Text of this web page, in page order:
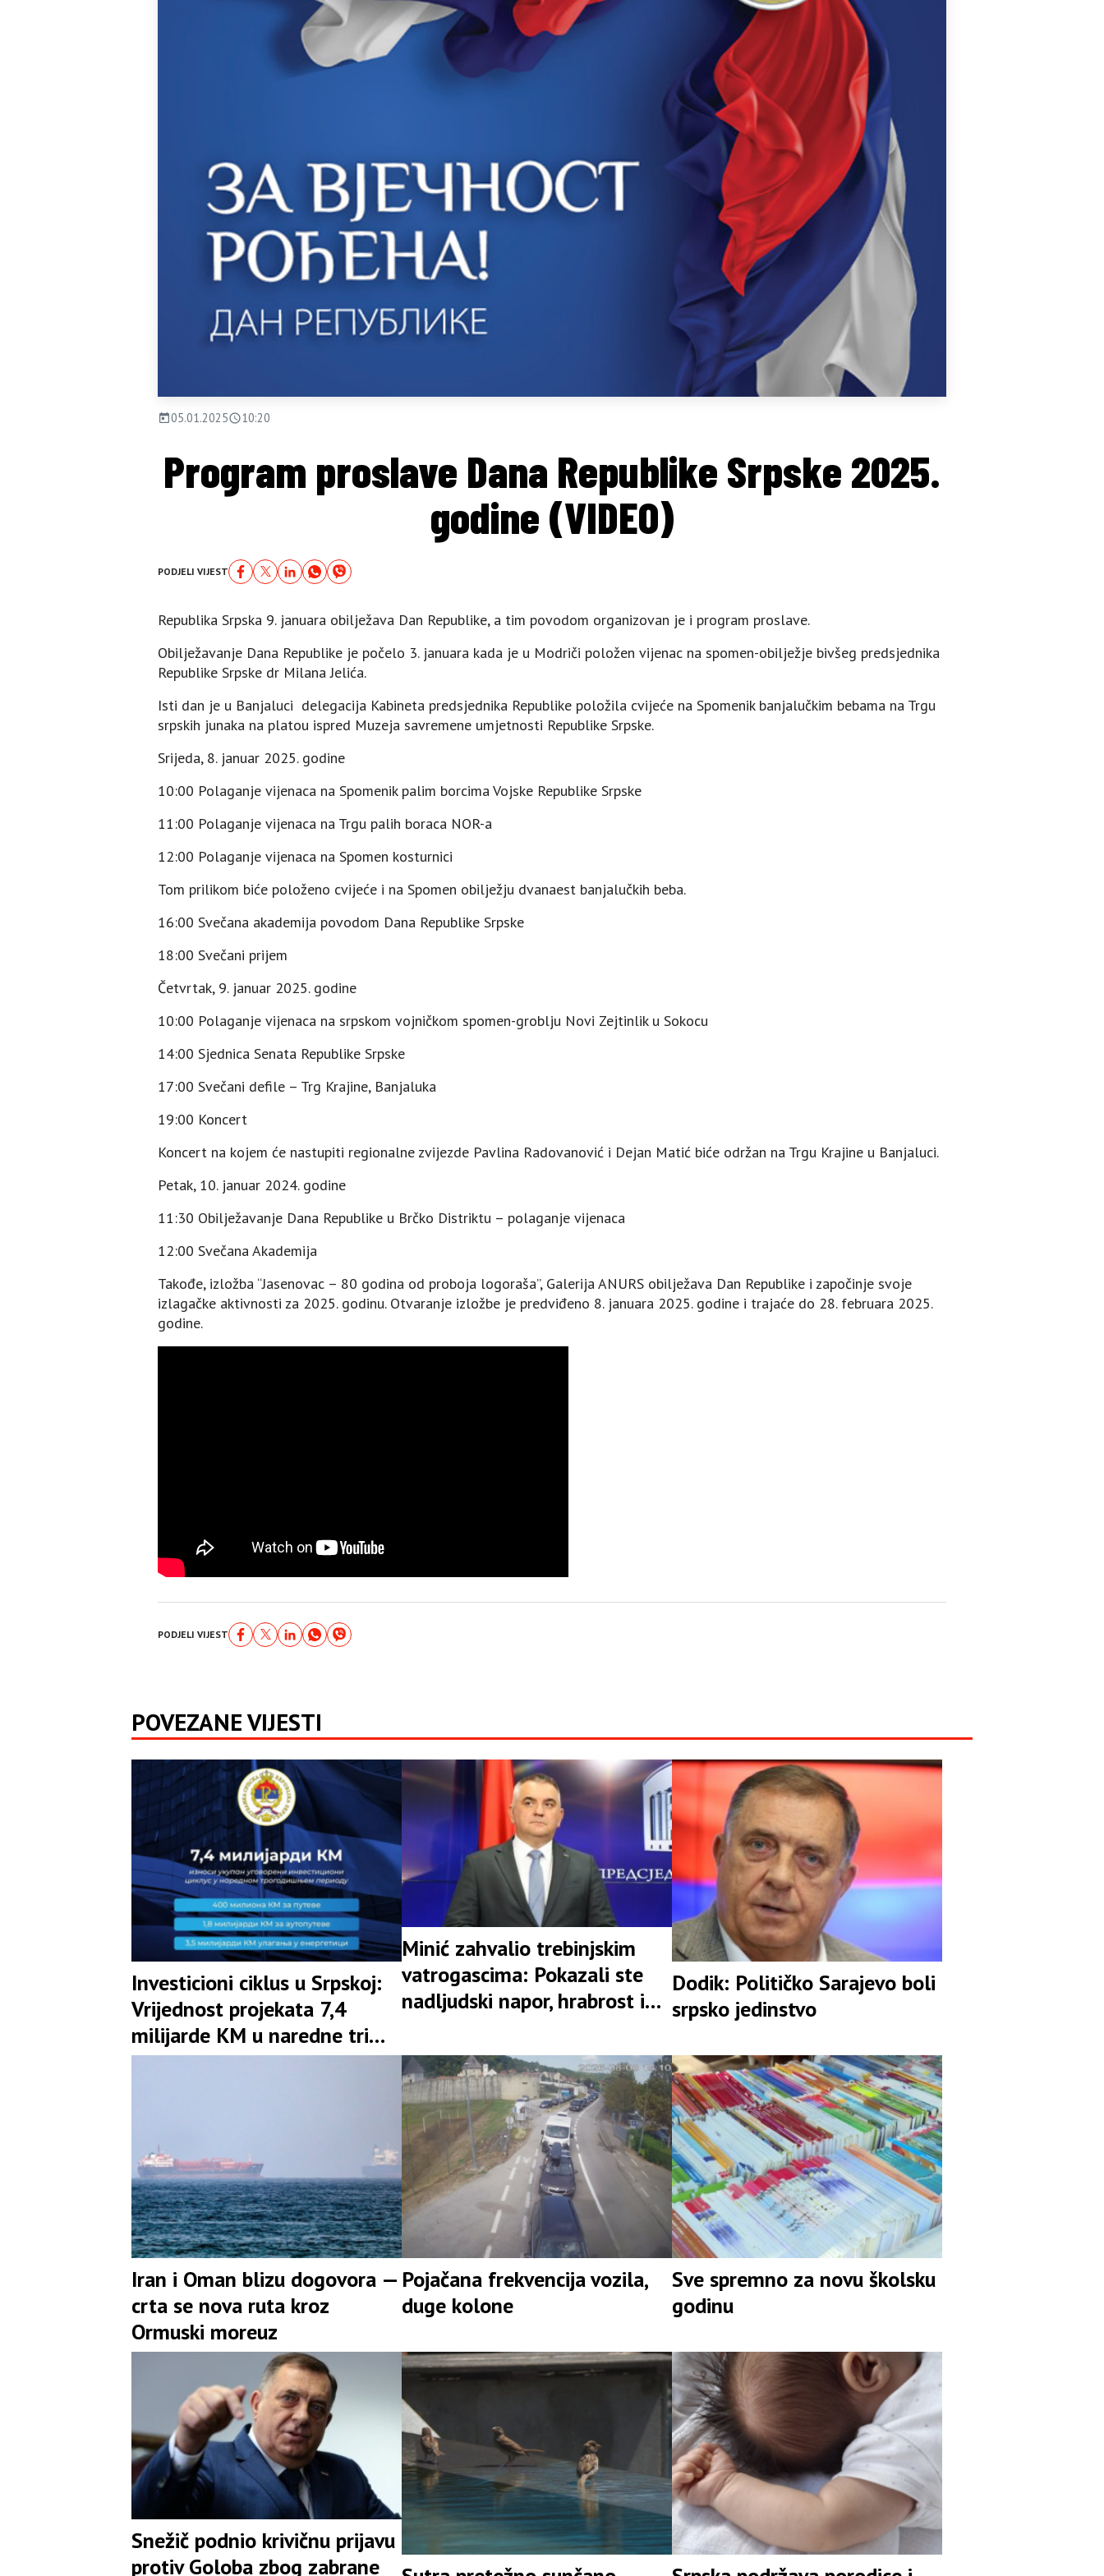
05.01.2025 10:20
Program proslave Dana Republike Srpske 2025.
godine (VIDEO)
PODJELI VIJEST
Republika Srpska 9. januara obilježava Dan Republike, a tim povodom organizovan je i program proslave.
Obilježavanje Dana Republike je počelo 3. januara kada je u Modriči položen vijenac na spomen-obilježje bivšeg predsjednika
Republike Srpske dr Milana Јelića.
Isti dan je u Banjaluci delegacija Kabineta predsjednika Republike položila cvijeće na Spomenik banjalučkim bebama na Trgu
srpskih junaka na platou ispred Muzeja savremene umjetnosti Republike Srpske.
Srijeda, 8. januar 2025. godine
10:00 Polaganje vijenaca na Spomenik palim borcima Vojske Republike Srpske
11:00 Polaganje vijenaca na Trgu palih boraca NOR-a
12:00 Polaganje vijenaca na Spomen kosturnici
Tom prilikom biće položeno cvijeće i na Spomen obilježju dvanaest banjalučkih beba.
16:00 Svečana akademija povodom Dana Republike Srpske
18:00 Svečani prijem
Četvrtak, 9. januar 2025. godine
10:00 Polaganje vijenaca na srpskom vojničkom spomen-groblju Novi Zejtinlik u Sokocu
14:00 Sjednica Senata Republike Srpske
17:00 Svečani defile – Trg Krajine, Banjaluka
19:00 Koncert
Koncert na kojem će nastupiti regionalne zvijezde Pavlina Radovanović i Dejan Matić biće održan na Trgu Krajine u Banjaluci.
Petak, 10. januar 2024. godine
11:30 Obilježavanje Dana Republike u Brčko Distriktu – polaganje vijenaca
12:00 Svečana Akademija
Takođe, izložba “Јasenovac – 80 godina od proboja logoraša”, Galerija ANURS obilježava Dan Republike i započinje svoje
izlagačke aktivnosti za 2025. godinu. Otvaranje izložbe je predviđeno 8. januara 2025. godine i trajaće do 28. februara 2025.
godine.
PODJELI VIJEST
POVEZANE VIJESTI
Investicioni ciklus u Srpskoj:
Vrijednost projekata 7,4
milijarde KM u naredne tri
godine
Minić zahvalio trebinjskim
vatrogascima: Pokazali ste
nadljudski napor, hrabrost i
Dodik: Političko Sarajevo boli
srpsko jedinstvo
Iran i Oman blizu dogovora —
crta se nova ruta kroz
Ormuski moreuz
Pojačana frekvencija vozila,
duge kolone
Sve spremno za novu školsku
godinu
Snežič podnio krivičnu prijavu
protiv Goloba zbog zabrane